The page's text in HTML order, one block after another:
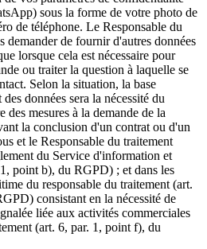
sous la forme de votre photo de
de téléphone. Le Responsable du
demander de fournir d'autres données
lorsque cela est nécessaire pour
ou traiter la question à laquelle se
Selon la situation, la base
données sera la nécessité du
des mesures à la demande de la
la conclusion d'un contrat ou d'un
et le Responsable du traitement
du Service d'information et
point b), du RGPD) ; et dans les
du responsable du traitement (art.
consistant en la nécessité de
liée aux activités commerciales
(art. 6, par. 1, point f), du